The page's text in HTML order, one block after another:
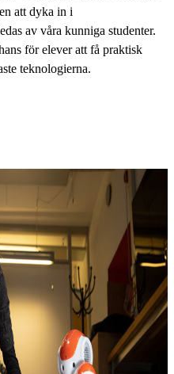
att dyka in i
av våra kunniga studenter.
för elever att få praktisk
teknologierna.